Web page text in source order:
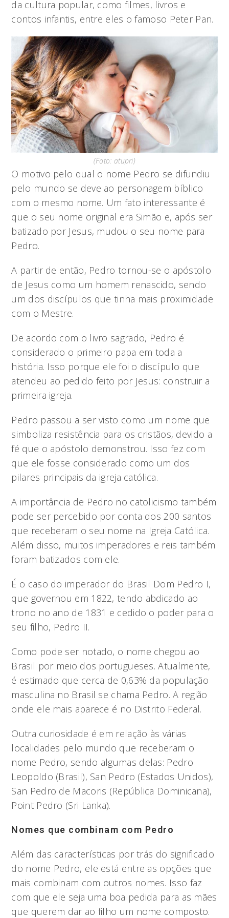
da cultura popular, como filmes, livros e
contos infantis, entre eles o famoso Peter Pan.
(Foto: atupri)
O motivo pelo qual o nome Pedro se difundiu
pelo mundo se deve ao personagem bíblico
com o mesmo nome. Um fato interessante é
que o seu nome original era Simão e, após ser
batizado por Jesus, mudou o seu nome para
Pedro.
A partir de então, Pedro tornou-se o apóstolo
de Jesus como um homem renascido, sendo
um dos discípulos que tinha mais proximidade
com o Mestre.
De acordo com o livro sagrado, Pedro é
considerado o primeiro papa em toda a
história. Isso porque ele foi o discípulo que
atendeu ao pedido feito por Jesus: construir a
primeira igreja.
Pedro passou a ser visto como um nome que
simboliza resistência para os cristãos, devido a
fé que o apóstolo demonstrou. Isso fez com
que ele fosse considerado como um dos
pilares principais da igreja católica.
A importância de Pedro no catolicismo também
pode ser percebido por conta dos 200 santos
que receberam o seu nome na Igreja Católica.
Além disso, muitos imperadores e reis também
foram batizados com ele.
É o caso do imperador do Brasil Dom Pedro I,
que governou em 1822, tendo abdicado ao
trono no ano de 1831 e cedido o poder para o
seu filho, Pedro II.
Como pode ser notado, o nome chegou ao
Brasil por meio dos portugueses. Atualmente,
é estimado que cerca de 0,63% da população
masculina no Brasil se chama Pedro. A região
onde ele mais aparece é no Distrito Federal.
Outra curiosidade é em relação às várias
localidades pelo mundo que receberam o
nome Pedro, sendo algumas delas: Pedro
Leopoldo (Brasil), San Pedro (Estados Unidos),
San Pedro de Macoris (República Dominicana),
Point Pedro (Sri Lanka).
Nomes que combinam com Pedro
Além das características por trás do significado
do nome Pedro, ele está entre as opções que
mais combinam com outros nomes. Isso faz
com que ele seja uma boa pedida para as mães
que querem dar ao filho um nome composto.